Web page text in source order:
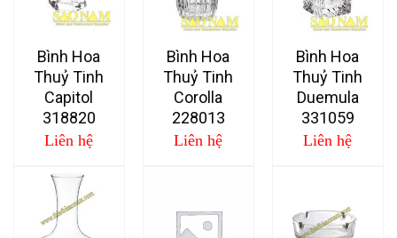
Bình Hoa
Thuỷ Tinh
Capitol
318820
Liên hệ
Bình Hoa
Thuỷ Tinh
Corolla
228013
Liên hệ
Bình Hoa
Thuỷ Tinh
Duemula
331059
Liên hệ